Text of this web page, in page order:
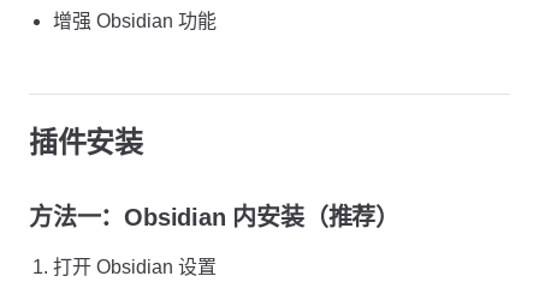
增强 Obsidian 功能
插件安装
方法一：Obsidian 内安装（推荐）
打开 Obsidian 设置